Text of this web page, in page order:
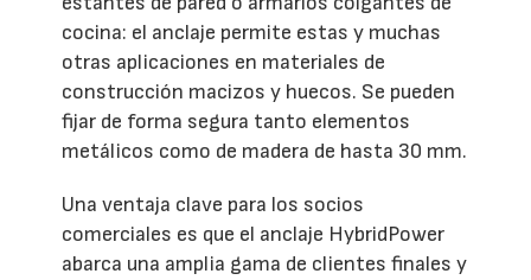
cocina: el anclaje permite estas y muchas
otras aplicaciones en materiales de
construcción macizos y huecos. Se pueden
fijar de forma segura tanto elementos
metálicos como de madera de hasta 30 mm.
Una ventaja clave para los socios
comerciales es que el anclaje HybridPower
abarca una amplia gama de clientes finales y